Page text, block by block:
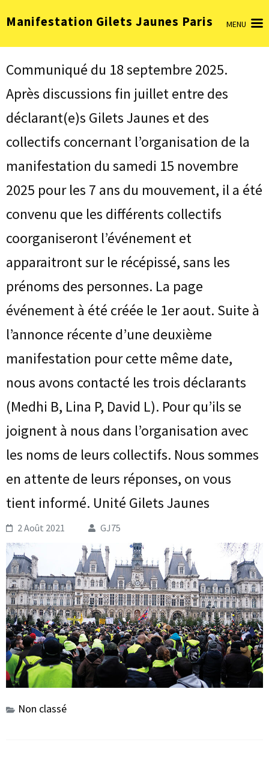
au
(Pressez
Entrée)
Manifestation Gilets Jaunes Paris MENU
Communiqué du 18 septembre 2025.
Après discussions fin juillet entre des
déclarant(e)s Gilets Jaunes et des
collectifs concernant l’organisation de la
manifestation du samedi 15 novembre
2025 pour les 7 ans du mouvement, il a été
convenu que les différents collectifs
coorganiseront l’événement et
apparaitront sur le récépissé, sans les
prénoms des personnes. La page
événement à été créée le 1er aout. Suite à
l’annonce récente d’une deuxième
manifestation pour cette même date,
nous avons contacté les trois déclarants
(Medhi B, Lina P, David L). Pour qu’ils se
joignent à nous dans l’organisation avec
les noms de leurs collectifs. Nous sommes
en attente de leurs réponses, on vous
tient informé. Unité Gilets Jaunes
2 Août 2021 GJ75
Non classé